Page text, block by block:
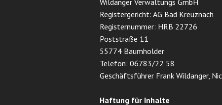
Wildanger Verwaltungs GmbH
Registergericht: AG Bad Kreuznach
Registernummer: HRB 22726
Poststraße 11
55774 Baumholder
Telefon: 06783/22 58
Geschäftsführer Frank Wildanger,
Haftung für Inhalte